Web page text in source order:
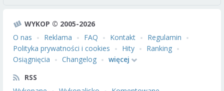
WYKOP © 2005-2026
O nas
Reklama FAQ Kontakt
Regulamin
Polityka prywatności i cookies
Hity
Ranking
Osiągnięcia
Changelog
więcej
RSS